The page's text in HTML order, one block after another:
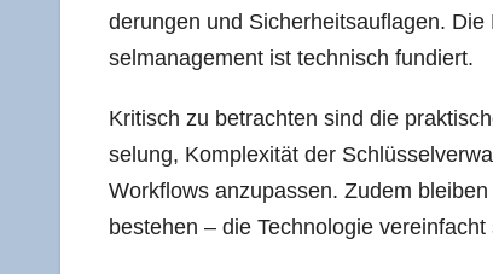
de­run­gen und Sicher­heits­auf­la­gen.
sel­ma­nage­ment ist tech­nisch fundiert.
Kri­tisch zu betrach­ten sind die
se­lung, Kom­ple­xi­tät der
Work­flows anzu­pas­sen. Zudem
bestehen – die Tech­no­lo­gie